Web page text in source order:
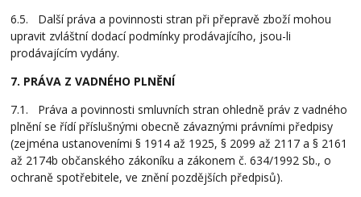
6.5. Další práva a povinnosti stran při přepravě zboží mohou
upravit zvláštní dodací podmínky prodávajícího, jsou-li
prodávajícím vydány.
7. PRÁVA Z VADNÉHO PLNĚNÍ
7.1. Práva a povinnosti smluvních stran ohledně práv z vadného
plnění se řídí příslušnými obecně závaznými právními předpisy
(zejména ustanoveními § 1914 až 1925, § 2099 až 2117 a § 2161
až 2174b občanského zákoníku a zákonem č. 634/1992 Sb., o
ochraně spotřebitele, ve znění pozdějších předpisů).